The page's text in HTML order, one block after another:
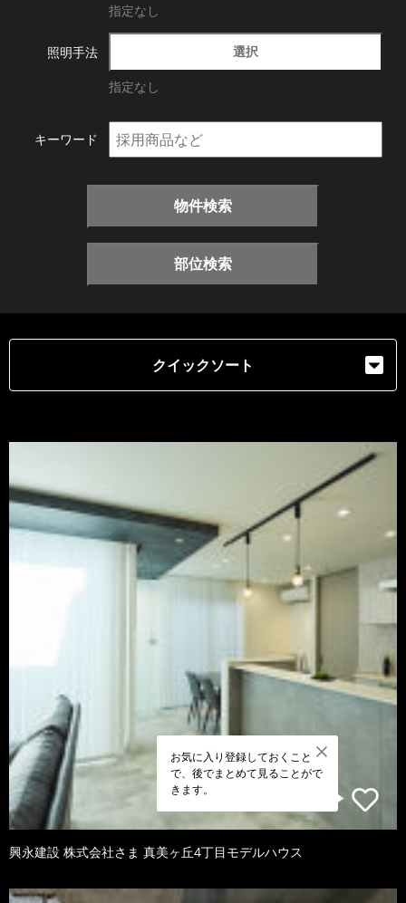
指定なし
照明手法 選択
指定なし
キーワード
物件検索
部位検索
クイックソート
お気に入り登録しておくこと
で、後でまとめて見ることがで
きます。
興永建設 株式会社さま 真美ヶ丘4丁目モデルハウス